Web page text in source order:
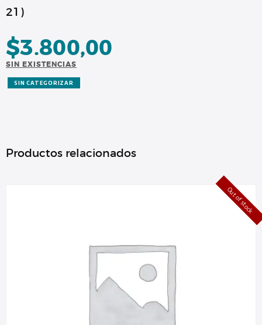
21)
$3.800,00
SIN EXISTENCIAS
SIN CATEGORIZAR
Productos relacionados
Out of stock